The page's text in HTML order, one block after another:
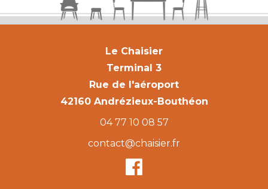
Le Chaisier
Terminal 3
Rue de l'aéroport
42160 Andrézieux-Bouthéon
04 77 10 08 57
contact@chaisier.fr